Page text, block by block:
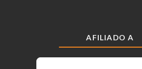
AFILIADO A